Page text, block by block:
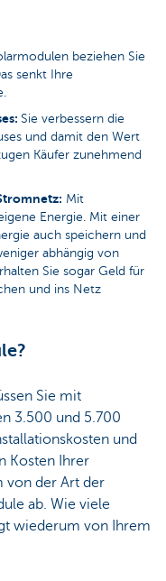
beziehen Sie
senkt Ihre
Sie verbessern die
und damit den Wert
Käufer zunehmend
Mit
Energie. Mit einer
auch speichern und
abhängig von
Sie sogar Geld für
und ins Netz
Sie mit
3.500 und 5.700
und
Kosten Ihrer
von der Art der
ab. Wie viele
wiederum von Ihrem